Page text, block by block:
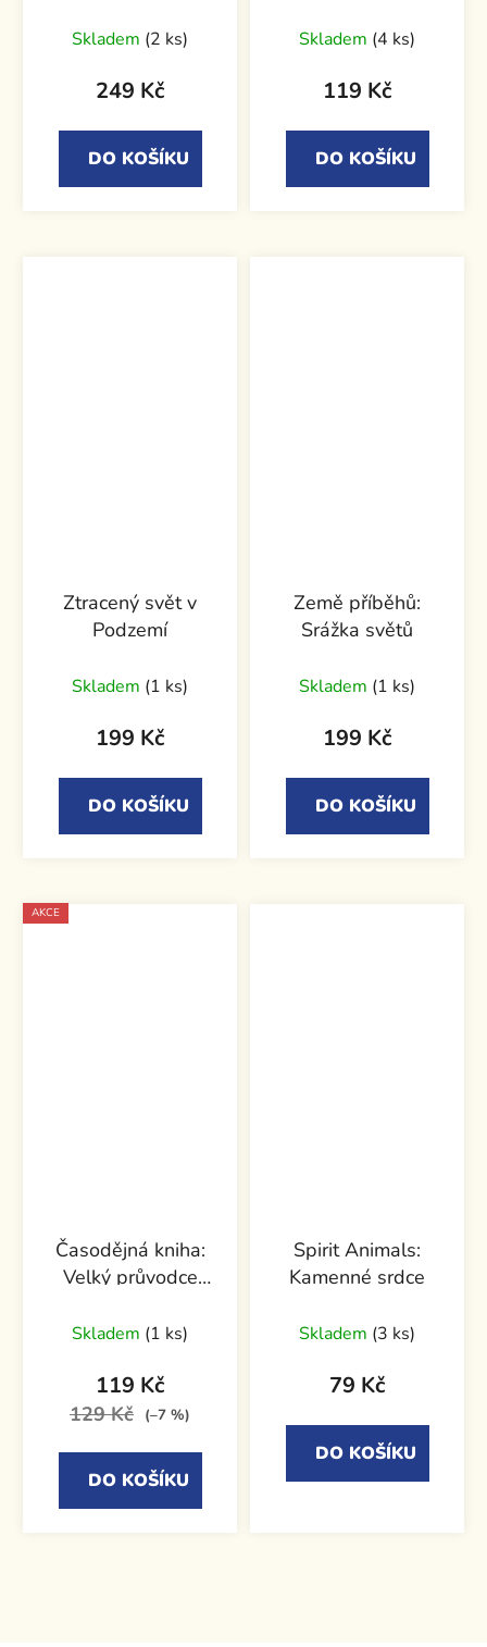
Skladem (2 ks)
249 Kč
DO KOŠÍKU
Skladem (4 ks)
119 Kč
DO KOŠÍKU
Ztracený svět v
Podzemí
Skladem (1 ks)
199 Kč
DO KOŠÍKU
Země příběhů:
Srážka světů
Skladem (1 ks)
199 Kč
DO KOŠÍKU
AKCE
Časodějná kniha:
Velký průvodce
Skladem (1 ks)
119 Kč
129 Kč (–7 %)
DO KOŠÍKU
Spirit Animals:
Kamenné srdce
Skladem (3 ks)
79 Kč
DO KOŠÍKU